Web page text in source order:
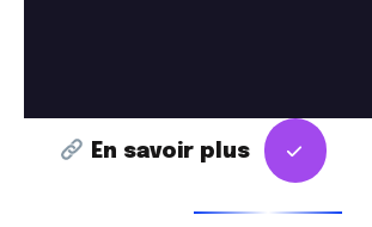
En savoir plus